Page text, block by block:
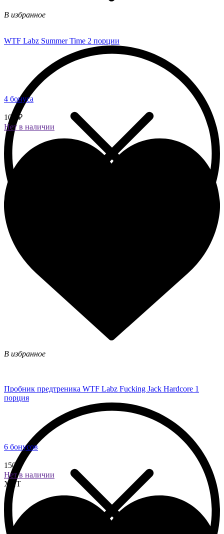
В избранное
WTF Labz Summer Time 2 порции
4 бонуса
100 ₽
Нет в наличии
В избранное
Пробник предтреника WTF Labz Fucking Jack Hardcore 1
порция
6 бонусов
150 ₽
Нет в наличии
ХИТ